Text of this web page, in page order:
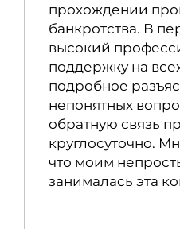
прохождении
банкротства. В
высокий
поддержку на
подробное
непонятных
обратную связь
круглосуточно.
что моим
занималась эта